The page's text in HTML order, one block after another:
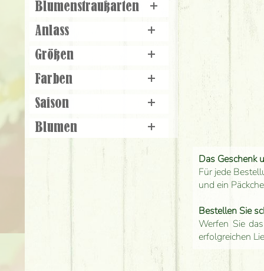
Das Geschenk
Für jede
und ein
Bestellen Sie
Werfen Sie
erfolgreichen
Blumenstraußarten
+
Anlass
+
Größen
+
Farben
+
Saison
+
Blumen
+